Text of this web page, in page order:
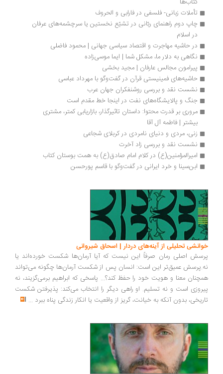
تأملات زبانی- فلسفی در فارابی و الحروف
چاپ دوم راهنمای ربّانی در تشیّع نخستین یا سرچشمه‌های عرفان
در اسلام
در حاشیه مهاجرت و اقتصاد سیاسی جهانی | محمود فاضلی
نگاهی به دلار ما، مشکل شما | ایما موسی‌زاده
پیرامون مجالس عارفان | مجید بخشی
حاشیه‌های فمینیستی قرآن در گفت‌وگو با مهرداد عباسی
نشست نقد و بررسی روشنفکران جهان عرب
جنگ و پالایشگاه‌های نفت در اینجا خط مقدم است
مروری بر قدرت محتوا: داستان تاثیرگذار، بازاریابی کمتر، مشتری
بیشتر | فاطمه آل آقا
زنی، مردی و دنیای نامردی در کربلای شجاعی
نشست نقد و بررسی زاد آخرت
امیرالمؤمنین(ع) در کلام امام صادق(ع) به همت بوستان کتاب
ابن‌سینا و خرد ایرانی در گفت‌وگو با قاسم پورحسن
تحلیلی از آینه‌های دردار | اسحاق شیروانی
اصلی رمان صرفاً این نیست که آیا آرمان‌ها شکست خورده‌اند یا
عمیق‌تر این است: انسان پس از شکست آرمان‌ها چگونه می‌تواند
معنا و هویت خود را حفظ کند؟... پاسخی که ابراهیم برمی‌گزیند، نه
است و نه تسلیم. او راهی دیگر را انتخاب می‌کند: پذیرفتن شکست
بدون آنکه به خیانت، گریز از واقعیت یا انکار زندگی پناه ببرد...